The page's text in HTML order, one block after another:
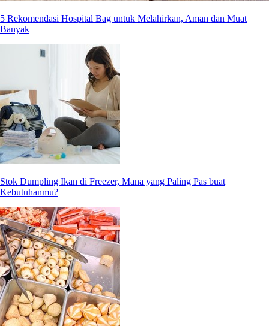
5 Rekomendasi Hospital Bag untuk Melahirkan, Aman dan Muat
Banyak
Stok Dumpling Ikan di Freezer, Mana yang Paling Pas buat
Kebutuhanmu?